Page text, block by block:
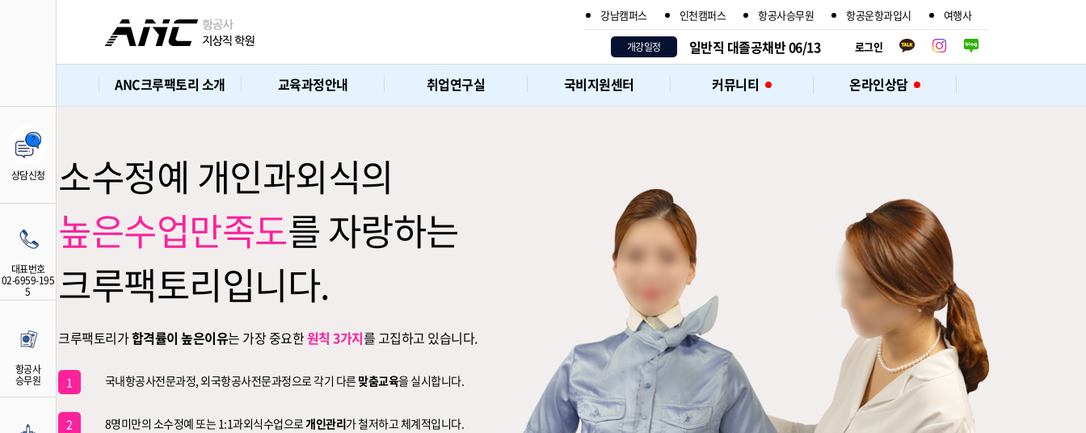
지
상
학
원
강남캠퍼스 인천캠퍼스 항공사승무원 항공운항과입시 여행사
개강일정
취업 면접반 평일 05/27 CRS·DCS 단기평일 05/21 여행사 토파스 05/22 일반직 대졸공채반 06/13 취업 면접반 주말 05/24
로그인
ANC크루팩토리 소개 교육과정안내 취업연구실 국비지원센터 커뮤니티 온라인상담
상담신청
대표번호
02-6959-195
5
항공사
승무원
소수정예 개인과외식의
높은수업만족도를 자랑하는
크루팩토리입니다.
크루팩토리가합격률이 높은이유는 가장 중요한원칙 3가지를 고집하고 있습니다.
1 국내항공사전문과정, 외국항공사전문과정으로 각기 다른맞춤교육을 실시합니다.
2 8명미만의 소수정예 또는 1:1과외식수업으로 개인관리가 철저하고 체계적입니다.